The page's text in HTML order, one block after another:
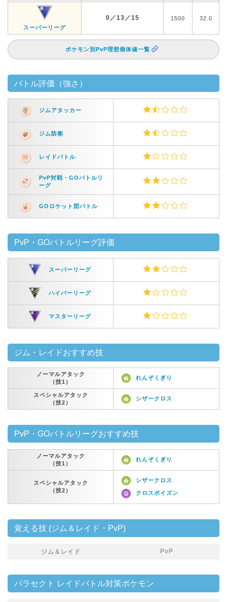
スーパーリーグ
0／13／15 1500 32.0
ポケモン別PvP理想個体値一覧
バトル評価（強さ）
ジムアタッカー
ジム防衛
レイドバトル
PvP対戦・GOバトルリ
ーグ
GOロケット団バトル
PvP・GOバトルリーグ評価
スーパーリーグ
ハイパーリーグ
マスターリーグ
ジム・レイドおすすめ技
ノーマルアタック
（技1）
れんぞくぎり
スペシャルアタック
（技2）
シザークロス
PvP・GOバトルリーグおすすめ技
ノーマルアタック
（技1）
れんぞくぎり
スペシャルアタック
（技2）
シザークロス
クロスポイズン
覚える技 (ジム＆レイド・PvP)
ジム＆レイド PvP
パラセクト レイドバトル対策ポケモン